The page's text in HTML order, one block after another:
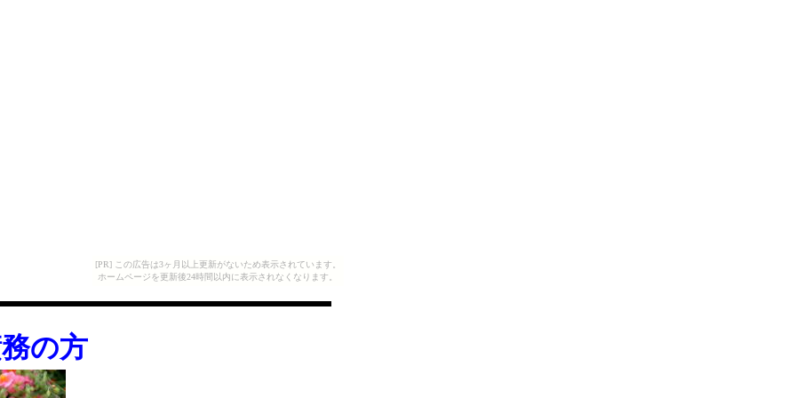
[PR] この広告は3ヶ月以上更新がないため表示されています。
ホームページを更新後24時間以内に表示されなくなります。
の方